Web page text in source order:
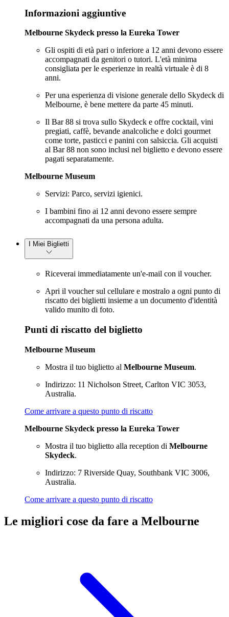
Informazioni aggiuntive
Melbourne Skydeck presso la Eureka Tower
Gli ospiti di età pari o inferiore a 12 anni devono essere
accompagnati da genitori o tutori. L'età minima
consigliata per le esperienze in realtà virtuale è di 8
anni.
Per una esperienza di visione generale dello Skydeck di
Melbourne, è bene mettere da parte 45 minuti.
Il Bar 88 si trova sullo Skydeck e offre cocktail, vini
pregiati, caffè, bevande analcoliche e dolci gourmet
come torte, pasticci e panini con salsiccia. Gli acquisti
al Bar 88 non sono inclusi nel biglietto e devono essere
pagati separatamente.
Melbourne Museum
Servizi: Parco, servizi igienici.
I bambini fino ai 12 anni devono essere sempre
accompagnati da una persona adulta.
I Miei Biglietti
Riceverai immediatamente un'e-mail con il voucher.
Apri il voucher sul cellulare e mostralo a ogni punto di
riscatto dei biglietti insieme a un documento d'identità
valido munito di foto.
Punti di riscatto del biglietto
Melbourne Museum
Mostra il tuo biglietto al Melbourne Museum.
Indirizzo: 11 Nicholson Street, Carlton VIC 3053,
Australia.
Come arrivare a questo punto di riscatto
Melbourne Skydeck presso la Eureka Tower
Mostra il tuo biglietto alla reception di Melbourne
Skydeck.
Indirizzo: 7 Riverside Quay, Southbank VIC 3006,
Australia.
Come arrivare a questo punto di riscatto
Le migliori cose da fare a Melbourne